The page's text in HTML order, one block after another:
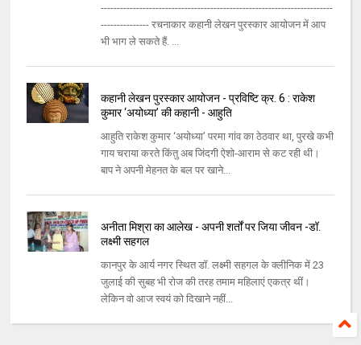
------------------------------------------------------------------------
--------------- रचनाकार कहानी लेखन पुरस्कार आयोजन में आप
भी भाग ले सकते हैं. ...
कहानी लेखन पुरस्कार आयोजन - प्रविष्टि क्र. 6 : राकेश
कुमार ‘अयोध्‍या’ की कहानी - आहुति
आहुति राकेश कुमार ‘अयोध्‍या’ परमा गांव का ठेठवार था, पुरखे कभी
गाय चराया करते किंतु अब जिंदगी ऐशो-आराम से कट रही थी।
बाप ने अपनी मेहनत के बल पर खाने...
अनीता मिश्रा का आलेख - अपनी शर्तों पर जिया जीवन -डॉ.
लक्ष्‍मी सहगल
कानपुर के आर्य नगर स्‍थित डॉ. लक्ष्‍मी सहगल के क्‍लीनिक में 23
जुलाई की सुबह भी रोज की तरह तमाम महिलाएं एकत्र थीं।
लेकिन वो आज स्‍वयं को दिखाने नहीं...